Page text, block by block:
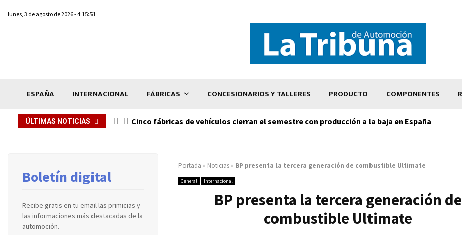
lunes, 3 de agosto de 2026 - 4:15:51
ESPAÑA INTERNACIONAL FÁBRICAS CONCESIONARIOS Y TALLERES PRODUCTO COMPONENTES
ÚLTIMAS NOTICIAS Cinco fábricas de vehículos cierran el semestre con producción a la baja en España
Portada » Noticias » BP presenta la tercera generación de combustible Ultimate
General Internacional
BP presenta la tercera generación de
combustible Ultimate
Boletín digital
Recibe gratis en tu email las primicias y
las informaciones más destacadas de la
automoción.